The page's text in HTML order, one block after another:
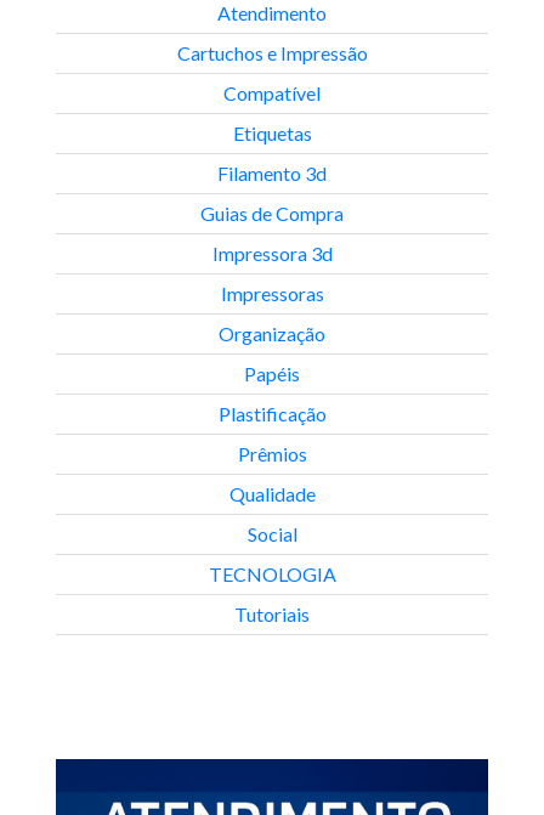
Atendimento
Cartuchos e Impressão
Compatível
Etiquetas
Filamento 3d
Guias de Compra
Impressora 3d
Impressoras
Organização
Papéis
Plastificação
Prêmios
Qualidade
Social
TECNOLOGIA
Tutoriais